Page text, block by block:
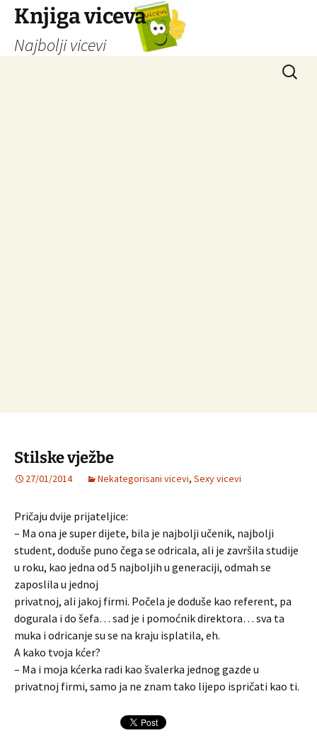
Knjiga viceva
Najbolji vicevi
Stilske vježbe
27/01/2014 Nekategorisani vicevi, Sexy vicevi
Pričaju dvije prijateljice:
– Ma ona je super dijete, bila je najbolji učenik, najbolji
student, doduše puno čega se odricala, ali je završila studije
u roku, kao jedna od 5 najboljih u generaciji, odmah se
zaposlila u jednoj
privatnoj, ali jakoj firmi. Počela je doduše kao referent, pa
dogurala i do šefa… sad je i pomoćnik direktora… sva ta
muka i odricanje su se na kraju isplatila, eh.
A kako tvoja kćer?
– Ma i moja kćerka radi kao švalerka jednog gazde u
privatnoj firmi, samo ja ne znam tako lijepo ispričati kao ti.